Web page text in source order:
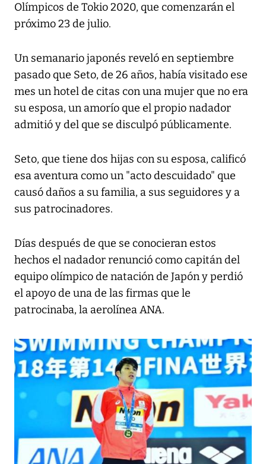
Olímpicos de Tokio 2020, que comenzarán el
próximo 23 de julio.
Un semanario japonés reveló en septiembre
pasado que Seto, de 26 años, había visitado ese
mes un hotel de citas con una mujer que no era
su esposa, un amorío que el propio nadador
admitió y del que se disculpó públicamente.
Seto, que tiene dos hijas con su esposa, calificó
esa aventura como un "acto descuidado" que
causó daños a su familia, a sus seguidores y a
sus patrocinadores.
Días después de que se conocieran estos
hechos el nadador renunció como capitán del
equipo olímpico de natación de Japón y perdió
el apoyo de una de las firmas que le
patrocinaba, la aerolínea ANA.